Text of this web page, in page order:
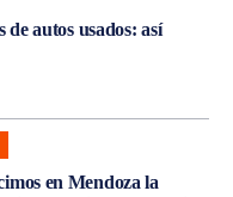
de autos usados: así
en Mendoza la